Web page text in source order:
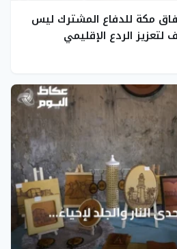
مكة للدفاع المشترك ليس
الردع الإقليمي